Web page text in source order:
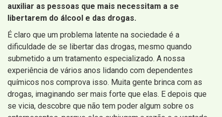
auxiliar as pessoas que mais necessitam a se
libertarem do álcool e das drogas.
É claro que um problema latente na sociedade é a
dificuldade de se libertar das drogas, mesmo quando
submetido a um tratamento especializado. A nossa
experiência de vários anos lidando com dependentes
químicos nos comprova isso. Muita gente brinca com as
drogas, imaginando ser mais forte que elas. E depois que
se vicia, descobre que não tem poder algum sobre os